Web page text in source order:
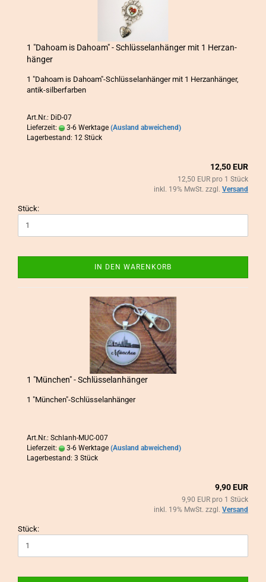
1 "Da­ho­am is Da­ho­am" - Schlüs­sel­an­hän­ger mit 1 Herz­an­
hän­ger
1 "Da­ho­am is Da­ho­am"-​Schlüsselanhänger mit 1 Herz­an­hän­ger,
antik-​silberfarben
Art.Nr.: DiD-07
Lieferzeit:
3-6 Werktage (Ausland abweichend)
Lagerbestand: 12 Stück
12,50 EUR
12,50 EUR pro 1 Stück
inkl. 19% MwSt. zzgl. Versand
Stück:
IN DEN WARENKORB
1 "Mün­chen" - Schlüs­sel­an­hän­ger
1 "Mün­chen"-​Schlüsselanhänger
Art.Nr.: Schlanh-MUC-007
Lieferzeit:
3-6 Werktage (Ausland abweichend)
Lagerbestand: 3 Stück
9,90 EUR
9,90 EUR pro 1 Stück
inkl. 19% MwSt. zzgl. Versand
Stück: